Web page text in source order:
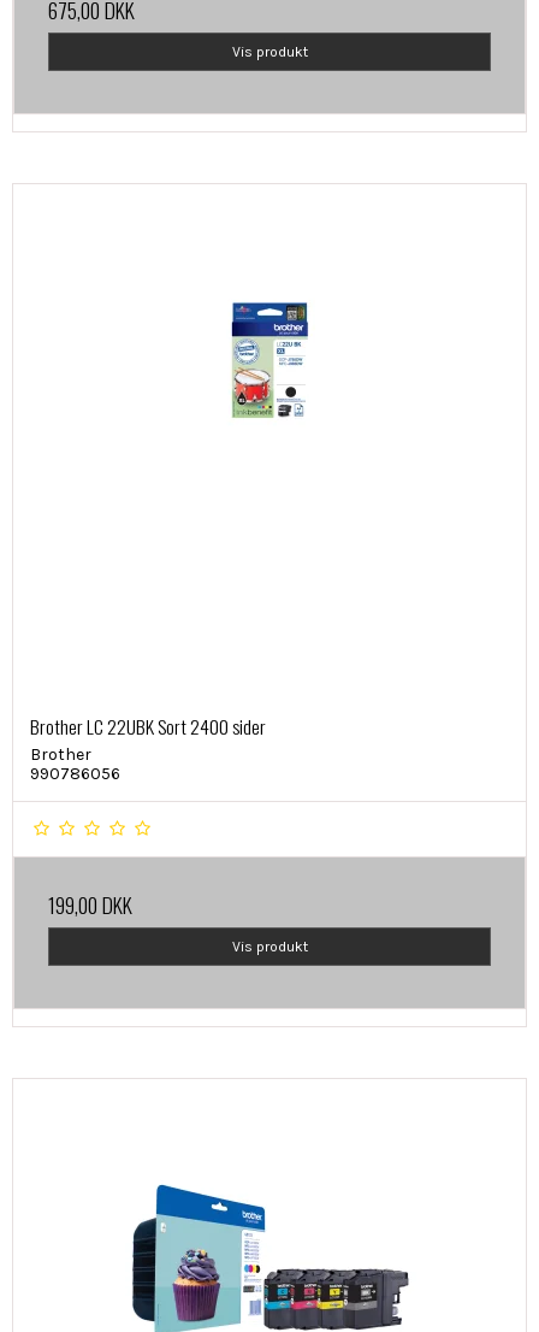
675,00 DKK
Vis produkt
Brother LC 22UBK Sort 2400 sider
Brother
990786056
199,00 DKK
Vis produkt